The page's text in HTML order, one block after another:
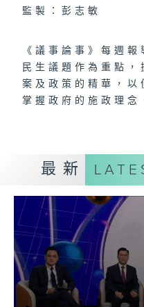
監製：彭志敏
《議事論事》每週
民生議題作為重點
案及政策的精華，以
掌握政府的施政理念
提高公眾對社會民
促進議會與民間的
的信任。
第一節：議事
• 精要報道每周議會
議進度、重要政策討
民生議題有第一手的
最新